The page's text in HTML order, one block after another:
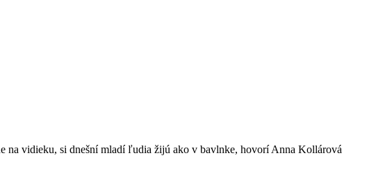
na vidieku, si dnešní mladí ľudia žijú ako v bavlnke, hovorí Anna Kollárová